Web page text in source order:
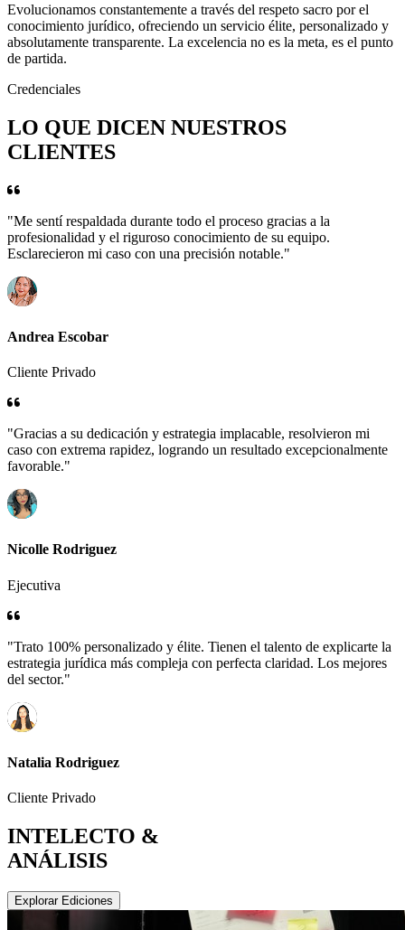
Evolucionamos constantemente a través del respeto sacro por el
conocimiento jurídico, ofreciendo un servicio élite, personalizado y
absolutamente transparente. La excelencia no es la meta, es el punto
de partida.
Credenciales
LO QUE DICEN NUESTROS
CLIENTES
"Me sentí respaldada durante todo el proceso gracias a la
profesionalidad y el riguroso conocimiento de su equipo.
Esclarecieron mi caso con una precisión notable."
Andrea Escobar
Cliente Privado
"Gracias a su dedicación y estrategia implacable, resolvieron mi
caso con extrema rapidez, logrando un resultado excepcionalmente
favorable."
Nicolle Rodriguez
Ejecutiva
"Trato 100% personalizado y élite. Tienen el talento de explicarte la
estrategia jurídica más compleja con perfecta claridad. Los mejores
del sector."
Natalia Rodriguez
Cliente Privado
INTELECTO &
ANÁLISIS
Explorar Ediciones